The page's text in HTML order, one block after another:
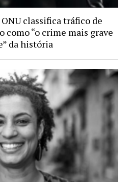
classifica tráfico de
como “o crime mais grave
da história